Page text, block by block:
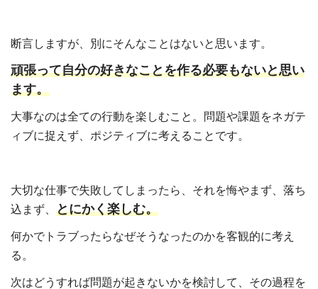
断言しますが、別にそんなことはないと思います。
頑張って自分の好きなことを作る必要もないと思い
ます。
大事なのは全ての行動を楽しむこと。問題や課題をネガテ
ィブに捉えず、ポジティブに考えることです。
大切な仕事で失敗してしまったら、それを悔やまず、落ち
込まず、 とにかく楽しむ。
何かでトラブったらなぜそうなったのかを客観的に考え
る。
次はどうすれば問題が起きないかを検討して、その過程を